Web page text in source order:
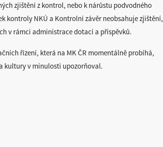
zjištění z kontrol, nebo k nárůstu podvodného
kontroly NKÚ a Kontrolní závěr neobsahuje zjištění,
v rámci administrace dotací a příspěvků.
řízení, která na MK ČR momentálně probíhá,
kultury v minulosti upozorňoval.